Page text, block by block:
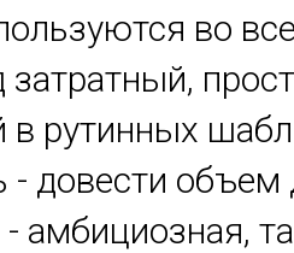
во
затратный,
рутинных
- довести объем